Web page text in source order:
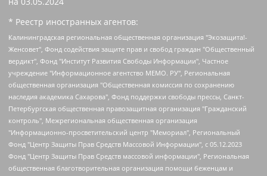
* Реестр иностранных агентов:
Калининградская региональная общественная организация "Экозащита!-Женсовет", Фонд содействия защите прав и свобод граждан "Общественный вердикт", Фонд "Институт Развития Свободы Информации", Частное учреждение "Информационное агентство МЕМО. РУ", Региональная общественная организация "Общественная комиссия по сохранению наследия академика Сахарова", Фонд поддержки свободы прессы, Санкт-Петербургская общественная правозащитная организация "Гражданский контроль", Межрегиональная общественная организация "Информационно-просветительский центр "Мемориал", Региональный Фонд "Центр Защиты Прав Средств Массовой Информации", с 05.12.2023 Фонд "Центр Защиты Прав Средств массовой информации", Региональная общественная благотворительная организация помощи беженцам и мигрантам "Гражданское содействие", Негосударственное образовательное учреждение дополнительного профессионального образования (повышение квалификации) специалистов "АКАДЕМИЯ ПО ПРАВАМ ЧЕЛОВЕКА", Свердловская региональная общественная организация "Сутяжник", Автономная некоммерческая организация "Центр независимых социологических исследований", Союз общественных объединений "Российский исследовательский центр по правам человека", Региональное общественное учреждение научно-информационный центр "МЕМОРИАЛ", Некоммерческая организация "Фонд защиты гласности", Автономная некоммерческая организация "Институт прав человека", Городская общественная организация "Екатеринбургское общество "МЕМОРИАЛ", Городская общественная организация "Рязанское историко-просветительское и правозащитное общество "Мемориал" (Рязанский Мемориал), Челябинский региональный орган общественной самодеятельности – женское общественное объединение "Женщины Евразии", Челябинский региональный орган общественной самодеятельности "Уральская правозащитная группа", Фонд содействия защите здоровья и социальной справедливости имени Андрея Рылькова, Автономная Некоммерческая Организация "Аналитический Центр Юрия Левады", Автономная некоммерческая организация социальной поддержки населения "Проект Апрель", Региональная общественная организация помощи женщинам и детям, находящимся в кризисной ситуации "Информационно-методический центр "Анна", Фонд содействия развитию массовых коммуникаций и правовому просвещению "Так-так-Так", Фонд содействия устойчивому развитию "Серебряная тайга", Свердловский региональный общественный фонд социальных проектов "Новое время", "Idel.Реалии", Кавказ.Реалии, Крым.Реалии, Телеканал Настоящее Время, Татаро-башкирская служба Радио Свобода (Azatliq Radiosi), Радио Свободная Европа/Радио Свобода (PCE/PC), "Сибирь.Реалии", "Фактограф", Благотворительный фонд помощи осужденным и их семьям, Автономная некоммерческая организация "Институт глобализации и социальных движений", Фонд "В защиту прав заключенных", Частное учреждение "Центр поддержки и содействия развитию средств массовой информации", Пензенский региональный общественный благотворительный фонд "Гражданский союз", "Север.Реалии", Некоммерческая организация Фонд "Правовая инициатива", Общество с ограниченной ответственностью "Радио Свободная Европа/Радио Свобода", Чешское информационное агентство "MEDIUM-ORIENT", Красноярская региональная общественная организация "Мы против СПИДа", Камалягин Денис Николаевич, Маркелов Сергей Евгеньевич, Пономарев Лев Александрович, Савицкая Людмила Алексеевна, Автономная некоммерческая организация "Центр по работе с проблемой насилия "НАСИЛИЮ.НЕТ", Межрегиональный профессиональный союз работников здравоохранения "Альянс врачей", Юридическое лицо, зарегистрированное в Латвийской Республике, SIA "Medusa Project" (регистрационный номер 40103797863, дата регистрации 10.06.2014), Некоммерческая организация "Фонд по борьбе с коррупцией", Автономная некоммерческая организация "Институт права и публичной политики", Баданин Роман Сергеевич, Гликин Максим Александрович, Железнова Мария Михайловна, Лукьянова Юлия Сергеевна, Маетная Елизавета Витальевна, Маняхин Петр Борисович, Чуракова Ольга Владимировна, Ярош Юлия Петровна, Юридическое лицо "The Insider SIA", зарегистрированное в Риге, Латвийская Республика (дата регистрации 26.06.2015), являющееся администратором доменного имени интернет-издания "The Insider SIA", https://theins.ru, Постернак Алексей Евгеньевич, Рубин Михаил Аркадьевич, Анин Роман Александрович, Юридическое лицо Istories fonds, зарегистрированное в Латвийской Республике (регистрационный номер 50008295751, дата регистрации 24.02.2020), Великовский Дмитрий Александрович, Долинина Ирина Николаевна, Мароховская Алеся Алексеевна, Шлейнов Роман Юрьевич, Шмагун Олеся Валентиновна, Общество с ограниченной ответственностью "Альтаир 2021", Общество с ограниченной ответственностью "Вега 2021", Общество с ограниченной ответственностью "Главный редактор 2021", Общество с ограниченной ответственностью "Ромашки монолит", Важенков Артем Валерьевич, Ивановская областная общественная организация "Центр гендерных исследований", Гурман Юрий Альбертович, Медиапроект "ОВД-Инфо", Егоров Владимир Владимирович, Жилинский Владимир Александрович, Общество с ограниченной ответственностью "ЗП", Иванова София Юрьевна, Карезина Инна Павловна, Кильтау Екатерина Викторовна, Петров Алексей Викторович, Пискунов Сергей Евгеньевич, Смирнов Сергей Сергеевич, Тихонов Михаил Сергеевич, Общество с ограниченной ответственностью "ЖУРНАЛИСТ-ИНОСТРАННЫЙ АГЕНТ", Арапова Галина Юрьевна, Вольтская Татьяна Анатольевна, Американская компания "Mason G.E.S. Anonymous Foundation" (США), являющаяся владельцем интернет-издания https://mnews.world/, Компания "Stichting Bellingcat", зарегистрированная в Нидерландах (дата регистрации 11.07.2018), Захаров Андрей Вячеславович, Клепиковская Екатерина Дмитриевна, Общество с ограниченной ответственностью "МЕМО", Перл Роман Александрович, Симонов Евгений Алексеевич, Соловьева Елена Анатольевна, Сотников Даниил Владимирович, Сурначева Елизавета Дмитриевна, Автономная некоммерческая организация по защите прав человека и информированию населения "Якутия – Наше Мнение", Общество с ограниченной ответственностью "Москоу диджитал медиа", с 26.01.2023 Общество с ограниченной ответственностью "Чайка Белые сады", Ветошкина Валерия Валерьевна, Заговора Максим Александрович, Межрегиональное общественное движение "Российская ЛГБТ - сеть", Оленичев Максим Владимирович, Павлов Иван Юрьевич, Скворцова Елена Сергеевна, Общество с ограниченной ответственностью "Как бы инагент", Кочетков Игорь Викторович, Общество с ограниченной ответственностью "Честные выборы", Еланчик Олег Александрович, Общество с ограниченной ответственностью "Нобелевский призыв", Гималова Регина Эмилевна, Григорьев Андрей Валерьевич, Григорьева Алина Александровна, Ассоциация по содействию защите прав призывников, альтернативнослужащих и военнослужащих "Правозащитная группа "Гражданин.Армия.Право", Хисамова Регина Фаритовна, Автономная некоммерческая организация по реализации социально-правовых программ "Лилит", Дальневосточное общественное движение "Маяк", Санкт-Петербургская ЛГБТ-инициативная группа "Выход", Инициативная группа ЛГБТ+ "Реверс", Алексеев Андрей Викторович, Бекбулатова Таисия Львовна, Беляев Иван Михайлович, Владыкина Елена Сергеевна, Гельман Марат Александрович, Никульшина Вероника Юрьевна, Толоконникова Надежда Андреевна, Шендерович Виктор Анатольевич, Общество с ограниченной ответственностью "Данное сообщение", Общество с ограниченной ответственностью Издательский дом "Новая глава", Айнбиндер Александра Александровна, Московский комьюнити-центр для ЛГБТ+инициатив, Благотворительный фонд развития филантропии, Deutsche Welle (Германия, Kurt-Schumacher-Strasse 3, 53113 Bonn), Борзунова Мария Михайловна, Воробьев Виктор Викторович, Голубева Анна Львовна, Константинова Алла Михайловна, Малкова Ирина Владимировна, Мурадов Мурад Абдулгалимович, Осетинская Елизавета Николаевна, Понасенков Евгений Николаевич, Ганапольский Матвей Юрьевич, Киселев Евгений Алексеевич, Борухович Ирина Григорьевна, Дремин Иван Тимофеевич, Дубровский Дмитрий Викторович, Красноярская региональная общественная организация поддержки и развития альтернативных образовательных технологий и межкультурных коммуникаций "ИНТЕРРА", Маяковская Екатерина Алексеевна, Фейгин Марк Захарович, Филимонов Андрей Викторович, Дзугкоева Регина Николаевна, Доброхотов Роман Александрович, Дудь Юрий Александрович, Елкин Сергей Владимирович, Кругликов Кирилл Игоревич, Сабунаева Мария Леонидовна, Семенов Алексей Владимирович, Шаинян Карен Багратович, Шульман Екатерина Михайловна, Асафьев Артур Валерьевич, Вахштайн Виктор Семенович, Венедиктов Алексей Алексеевич, Лушникова Екатерина Евгеньевна, Волков Леонид Михайлович, Невзоров Александр Глебович, Пархоменко Сергей Борисович, Сироткин Ярослав Николаевич, Кара-Мурза Владимир Владимирович, Баранова Наталья Владимировна, Гозман Леонид Яковлевич, Кагарлицкий Борис Юльевич, Климарев Михаил Валерьевич, Милов Владимир Станиславович, Автономная некоммерческая организация Краснодарский центр современного искусства "Типография", Моргенштерн Алишер Тагирович, Соболь Любовь Эдуардовна, Общество с ограниченной ответственностью "ЛИЗА НОРМ", Каспаров Гарри Кимович, Ходорковский Михаил Борисович, Общество с ограниченной ответственностью "Апрельские тезисы", Данилович Ирина Брониславовна, Кашин Олег Владимирович, Петров Николай Владимирович, Пивоваров Алексей Владимирович, Соколов Михаил Владимирович, Цветкова Юлия Владимировна, Чичваркин Евгений Александрович, Комитет против пыток/Команда против пыток, Общество с ограниченной ответственностью "Первый научный", Общество с ограниченной ответственностью "Вертолет и ко", Белоцерковская Вероника Борисовна, Кац Максим Евгеньевич, Лазарева Татьяна Юрьевна, Шаведдинов Руслан Табризович, Яшин Илья Валерьевич, Общество с ограниченной ответственностью "Иноагент ААВ", Алешковский Дмитрий Петрович, Альбац Евгения Марковна, Быков Дмитрий Львович, Галямина Юлия Евгеньевна, Лойко Сергей Леонидович, Мартынов Кирилл Константинович, Медведев Сергей Александрович, Крашенинников Федор Геннадиевич, Гордеева Катерина Вл